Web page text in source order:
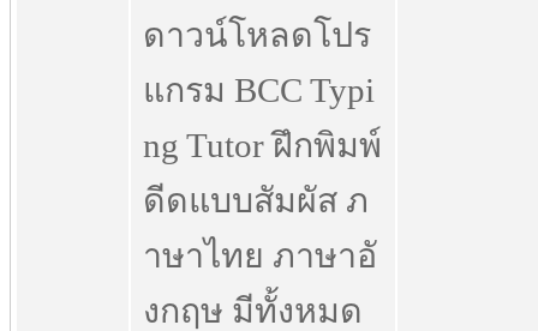
ดาวน์โหลดโปร
แกรม BCC Typi
ng Tutor ฝึกพิมพ์
ดีดแบบสัมผัส ภ
าษาไทย ภาษาอั
งกฤษ มีทั้งหมด